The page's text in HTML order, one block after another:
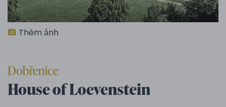
Thêm ảnh
Dobřenice
House of Loevenstein